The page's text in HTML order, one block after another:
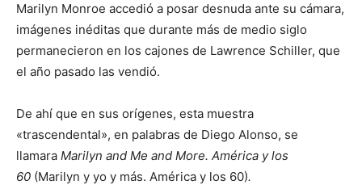
Marilyn Monroe accedió a posar desnuda ante su cámara,
imágenes inéditas que durante más de medio siglo
permanecieron en los cajones de Lawrence Schiller, que
el año pasado las vendió.
De ahí que en sus orígenes, esta muestra
«trascendental», en palabras de Diego Alonso, se
llamara Marilyn and Me and More. América y los
60 (Marilyn y yo y más. América y los 60).